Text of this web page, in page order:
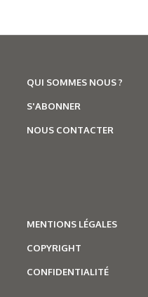
Caractérisation
QUI SOMMES NOUS ?
S'ABONNER
NOUS CONTACTER
MENTIONS LÉGALES
COPYRIGHT
CONFIDENTIALITÉ